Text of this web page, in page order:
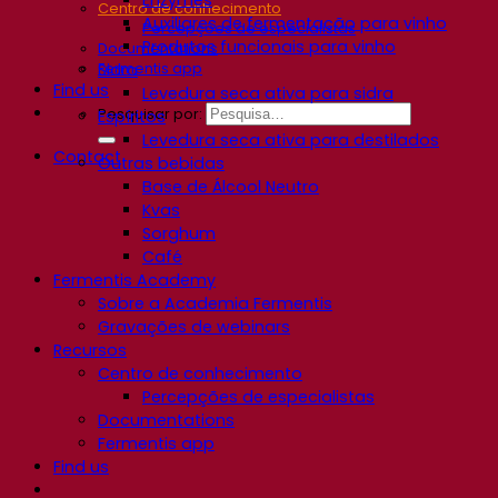
Centro de conhecimento
Percepções de especialistas
Documentations
Fermentis app
Find us
Pesquisar por:
Contact
Auxiliares de fermentação para vinho
Produtos funcionais para vinho
Sidra
Levedura seca ativa para sidra
Espíritos
Levedura seca ativa para destilados
Outras bebidas
Base de Álcool Neutro
Kvas
Sorghum
Café
Fermentis Academy
Sobre a Academia Fermentis
Gravações de webinars
Recursos
Centro de conhecimento
Percepções de especialistas
Documentations
Fermentis app
Find us